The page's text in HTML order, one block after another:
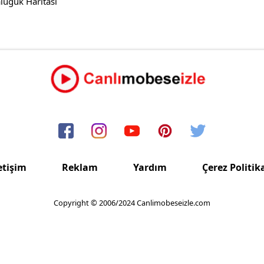
Reklam Yardım Çerez
Copyright © 2006/2024 Canlimobeseizle.com